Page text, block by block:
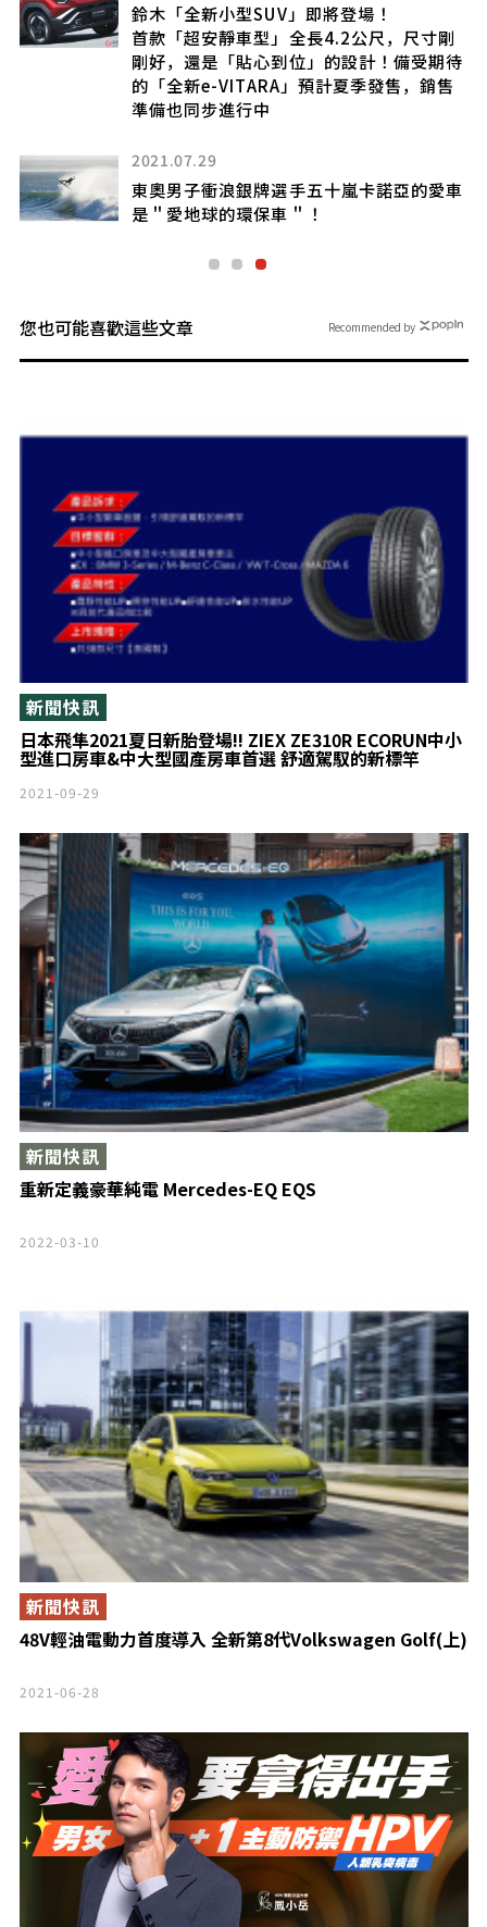
鈴木「全新小型SUV」即將登場！
首款「超安靜車型」全長4.2公尺，尺寸剛
剛好，還是「貼心到位」的設計！備受期待
的「全新e-VITARA」預計夏季發售，銷售
準備也同步進行中
2021.07.29
東奧男子衝浪銀牌選手五十嵐卡諾亞的愛車
是＂愛地球的環保車＂！
您也可能喜歡這些文章
日本飛隼2021夏日新胎登場!! ZIEX ZE310R ECORUN中小
型進口房車&中大型國產房車首選 舒適駕馭的新標竿
新聞快訊
2021-09-29
重新定義豪華純電 Mercedes-EQ EQS
新聞快訊
2022-03-10
48V輕油電動力首度導入 全新第8代Volkswagen Golf(上)
新聞快訊
2021-06-28
Recommended by